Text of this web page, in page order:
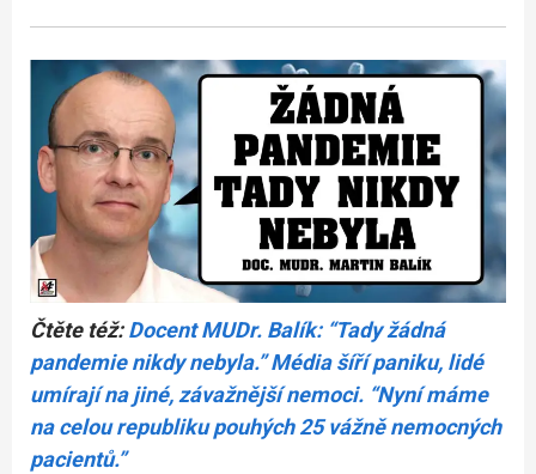
Čtěte též:Docent MUDr. Balík: “Tady žádná
pandemie nikdy nebyla.” Média šíří paniku, lidé
umírají na jiné, závažnější nemoci. “Nyní máme
na celou republiku pouhých 25 vážně nemocných
pacientů.”